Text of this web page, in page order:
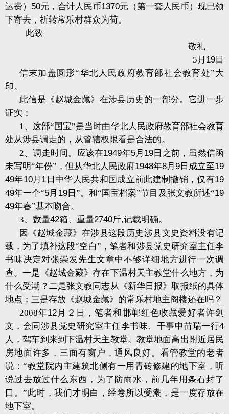
运费） 50元，合计人民币1370元（第一套人民币）现已领
下寄去，祈转常乐村群众为荷。
此致
敬礼
5 月 19 日
信末加盖圆形“华北人民政府教育部社会教育处”大
印。
此信是《赵城金藏》在涉县历史的一部分。它进一步
证实：
1、这部“国宝”是当时由华北人民政府教育部社会教育
处从涉县调走的，从管辖权限看是合法的。
2、调走时间。应该在1949年5月 19 日之前，虽然信函
未写明“年份”，但从华北人民政府1948年8月 9 日成立至19
49年10月 1 日中华人民共和国成立前此建制撤销，仅有19
49年一个“5月 19日”。和“国宝档案”节目及张文教所述“19
49年春”基本吻合。
3、数量42箱、重量2740斤,记载明确。
因《赵城金藏》在涉县这段历史涉县文史资料没有记
载，为了填补这段“空白”，笔者和涉县党史研究室主任李
书味决定对张崇发先生文章中不够详细地方进行一次调
查。一是《赵城金藏》存在下温村天主教堂什么地方，为
什么受潮？二是张文教同志从《新华日报》取报纸的具体
地点；三是存放《赵城金藏》的常乐村地主阁楼还在吗？
2008年12 月２日，笔者和邯郸红色收藏爱好者许剑
文，会同涉县党史研究室主任李书味、干事申苗瑞一行4
人，驾车到来到下温村天主教堂。教堂地面高出附近居民
房地面许多，三面有窗户，通风良好。看管教堂的老者
说：“教堂院内主建筑北侧有一用青砖修建的地下室，听
说过去放过什么东西，为了防雨水，前几年用条石封了
口。”此时，我们才明白，经卷所以受潮，是一度存放在
地下室。